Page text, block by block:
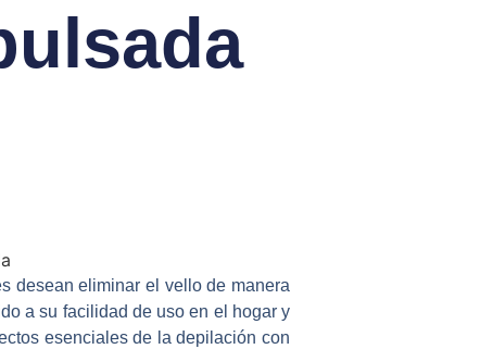
desean eliminar el vello de manera
a su facilidad de uso en el hogar y
esenciales de la depilación con